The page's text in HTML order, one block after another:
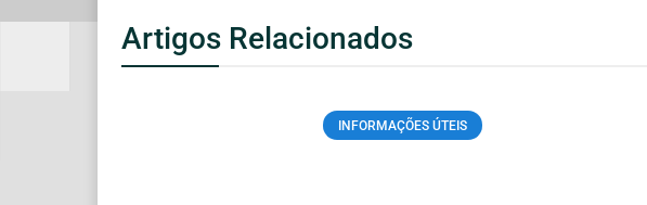
Artigos Relacionados
INFORMAÇÕES ÚTEIS